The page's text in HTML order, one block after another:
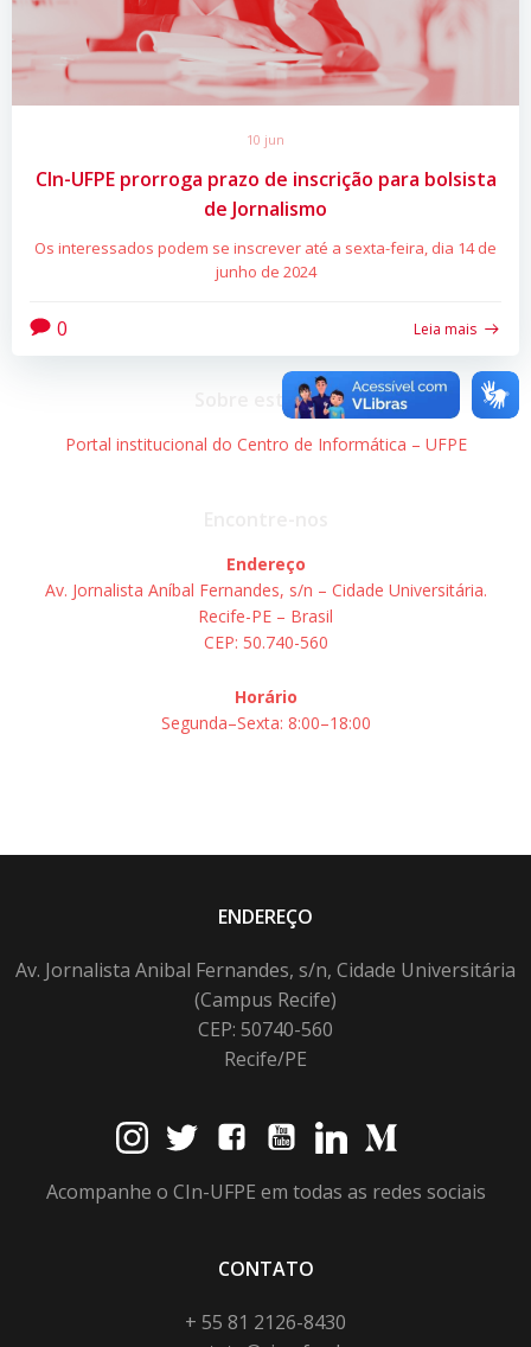
10 jun
CIn-UFPE prorroga prazo de inscrição para bolsista
de Jornalismo
Os interessados podem se inscrever até a sexta-feira, dia 14 de
junho de 2024
0 Leia mais
Sobre este site
Portal institucional do Centro de Informática – UFPE
Endereço
Av. Jornalista Aníbal Fernandes, s/n – Cidade Universitária.
Recife-PE – Brasil
CEP: 50.740-560
Horário
Segunda–Sexta: 8:00–18:00
ENDEREÇO
Av. Jornalista Anibal Fernandes, s/n, Cidade Universitária
(Campus Recife)
CEP: 50740-560
Recife/PE
Acompanhe o CIn-UFPE em todas as redes sociais
CONTATO
+ 55 81 2126-8430